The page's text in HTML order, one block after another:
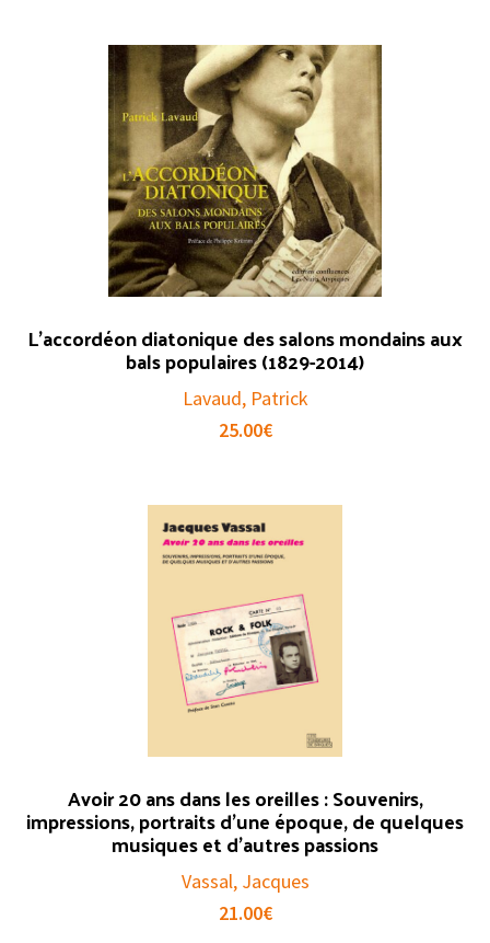
L’accordéon diatonique des salons mondains aux
bals populaires (1829-2014)
Lavaud, Patrick
25.00€
Avoir 20 ans dans les oreilles : Souvenirs,
impressions, portraits d’une époque, de quelques
musiques et d’autres passions
Vassal, Jacques
21.00€